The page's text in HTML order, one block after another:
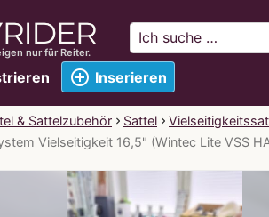
nur für Reiter.
add_circle_outline Inserieren
& Sattelzubehör Sattel
Vielseitigkeit 16,5" (Wintec Lite VSS